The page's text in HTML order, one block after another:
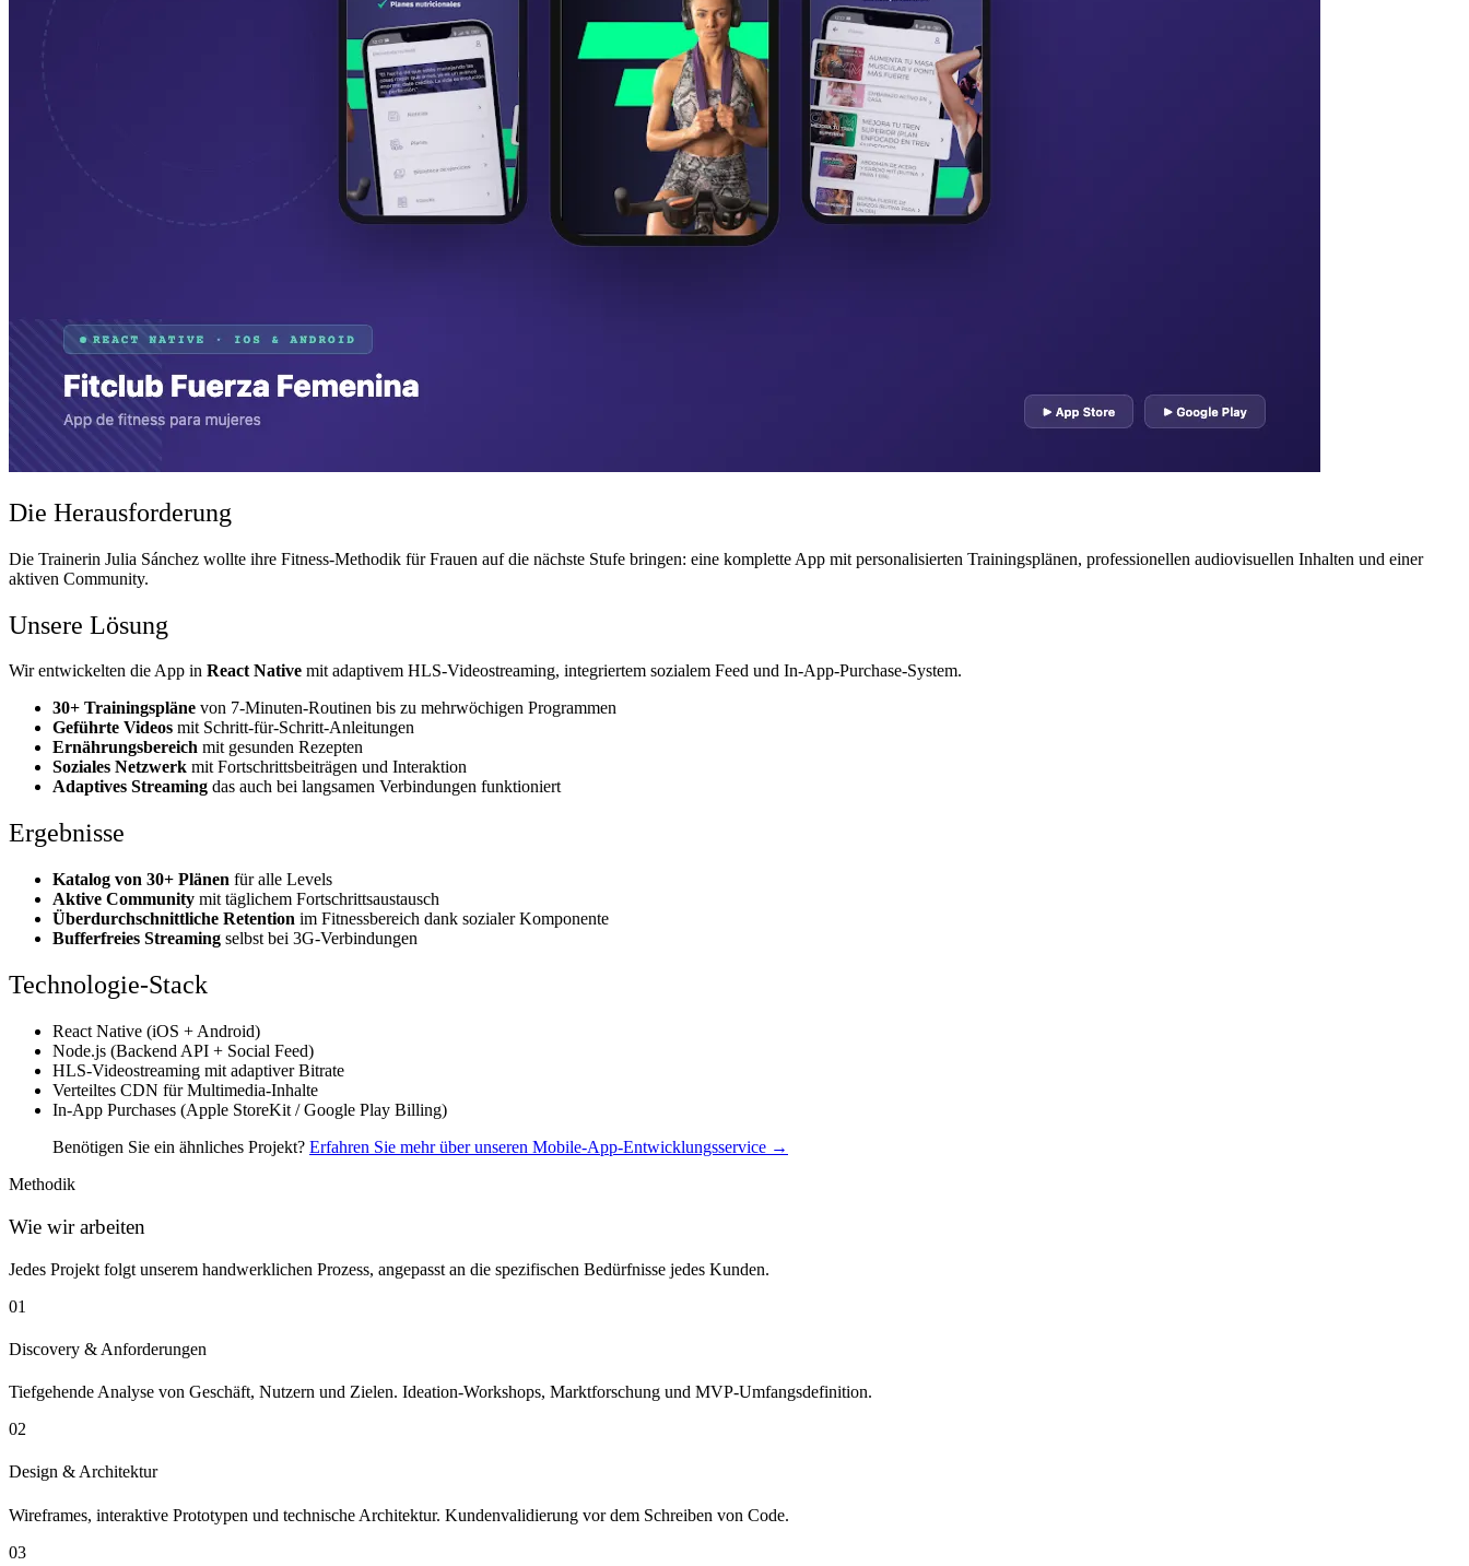
Die Herausforderung
Die Trainerin Julia Sánchez wollte ihre Fitness-Methodik für Frauen auf die nächste Stufe bringen: eine komplette App mit personalisierten Trainingsplänen, professionellen audiovisuellen Inhalten und einer
aktiven Community.
Unsere Lösung
Wir entwickelten die App in React Native mit adaptivem HLS-Videostreaming, integriertem sozialem Feed und In-App-Purchase-System.
30+ Trainingspläne von 7-Minuten-Routinen bis zu mehrwöchigen Programmen
Geführte Videos mit Schritt-für-Schritt-Anleitungen
Ernährungsbereich mit gesunden Rezepten
Soziales Netzwerk mit Fortschrittsbeiträgen und Interaktion
Adaptives Streaming das auch bei langsamen Verbindungen funktioniert
Ergebnisse
Katalog von 30+ Plänen für alle Levels
Aktive Community mit täglichem Fortschrittsaustausch
Überdurchschnittliche Retention im Fitnessbereich dank sozialer Komponente
Bufferfreies Streaming selbst bei 3G-Verbindungen
Technologie-Stack
React Native (iOS + Android)
Node.js (Backend API + Social Feed)
HLS-Videostreaming mit adaptiver Bitrate
Verteiltes CDN für Multimedia-Inhalte
In-App Purchases (Apple StoreKit / Google Play Billing)
Benötigen Sie ein ähnliches Projekt? Erfahren Sie mehr über unseren Mobile-App-Entwicklungsservice →
Methodik
Wie wir arbeiten
Jedes Projekt folgt unserem handwerklichen Prozess, angepasst an die spezifischen Bedürfnisse jedes Kunden.
01
Discovery & Anforderungen
Tiefgehende Analyse von Geschäft, Nutzern und Zielen. Ideation-Workshops, Marktforschung und MVP-Umfangsdefinition.
02
Design & Architektur
Wireframes, interaktive Prototypen und technische Architektur. Kundenvalidierung vor dem Schreiben von Code.
03